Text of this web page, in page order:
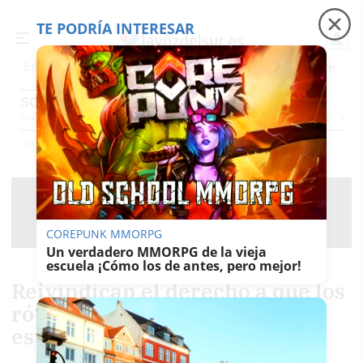
Es noticia Precio luz Padre Coraje Fábrica de botellas
SOCIEDAD
EconomíaSociedadInternacionalPolíticaEcología Educación Salud
Actualidad Sociedad
Reivindican el derecho a que los
rótulos de bienes y servicios
estén en Braille
TE PODRÍA INTERESAR
COREPUNK MMORPG
Un verdadero MMORPG de la vieja
escuela ¡Cómo los de antes, pero mejor!